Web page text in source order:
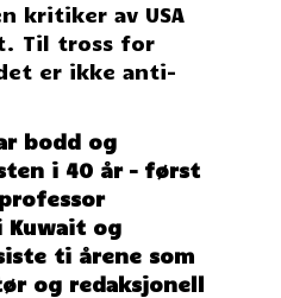
kritiker av USA
Til tross for
er ikke anti-
bodd og
i 40 år – først
Kuwait og
ti årene som
og redaksjonell